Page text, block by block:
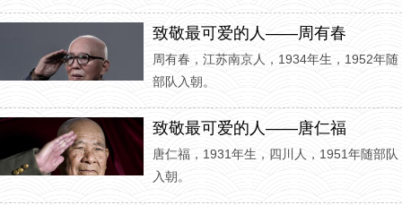
致敬最可爱的人——周有春
周有春，江苏南京人，1934年生，1952年随
部队入朝。
致敬最可爱的人——唐仁福
唐仁福，1931年生，四川人，1951年随部队
入朝。